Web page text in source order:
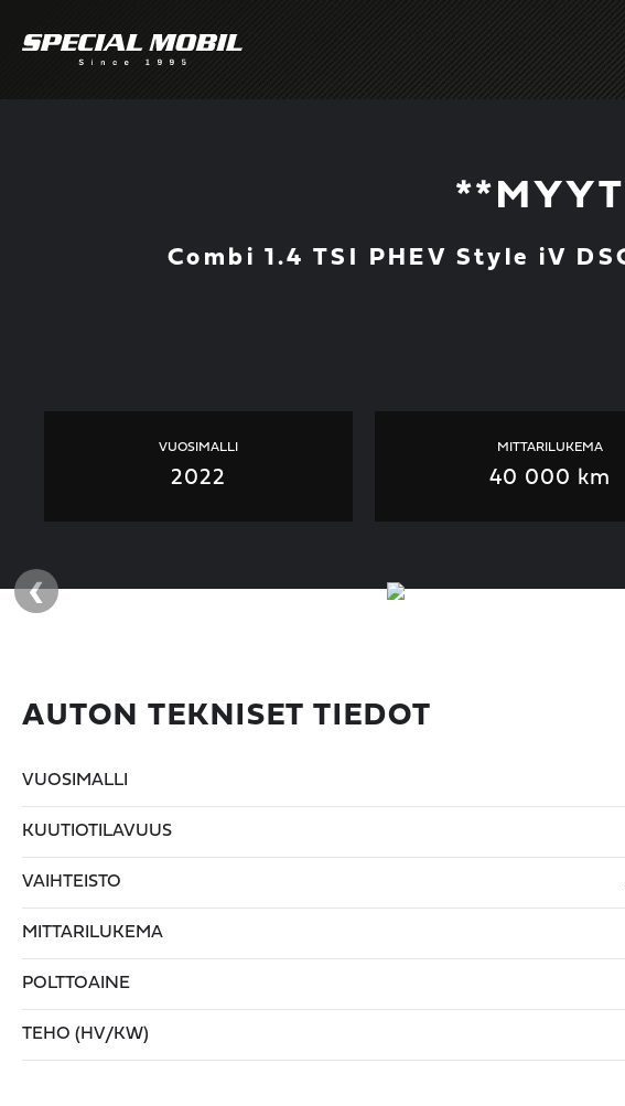
Combi 1.4 TSI PHEV Style iV
VUOSIMALLI
2022
MITTARILUKEMA
40 000 km
‹
AUTON TEKNISET TIEDOT
VUOSIMALLI
KUUTIOTILAVUUS
VAIHTEISTO
MITTARILUKEMA
POLTTOAINE
TEHO (HV/KW)